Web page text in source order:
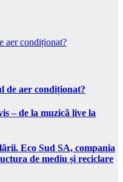
aer condiționat?
de aer condiționat?
– de la muzică live la
Eco Sud SA, compania
de mediu și reciclare